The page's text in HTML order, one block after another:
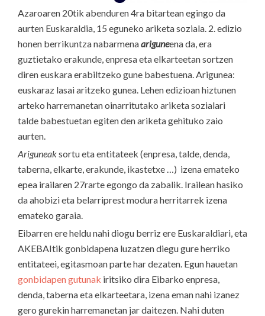
Azaroaren 20tik abenduren 4ra bitartean egingo da
aurten Euskaraldia, 15 eguneko ariketa soziala. 2. edizio
honen berrikuntza nabarmenaariguneena da, era
guztietako erakunde, enpresa eta elkarteetan sortzen
diren euskara erabiltzeko gune babestuena. Arigunea:
euskaraz lasai aritzeko gunea. Lehen edizioan hiztunen
arteko harremanetan oinarritutako ariketa sozialari
talde babestuetan egiten den ariketa gehituko zaio
aurten.
Ariguneaksortu eta entitateek (enpresa, talde, denda,
taberna, elkarte, erakunde, ikastetxe …) izena emateko
epea irailaren 27rarte egongo da zabalik. Irailean hasiko
da ahobizi eta belarriprest modura herritarrek izena
emateko garaia.
Eibarren ere heldu nahi diogu berriz ere Euskaraldiari, eta
AKEBAItik gonbidapena luzatzen diegu gure herriko
entitateei, egitasmoan parte har dezaten. Egun hauetan
gonbidapen gutunak iritsiko dira Eibarko enpresa,
denda, taberna eta elkarteetara, izena eman nahi izanez
gero gurekin harremanetan jar daitezen. Nahi duten